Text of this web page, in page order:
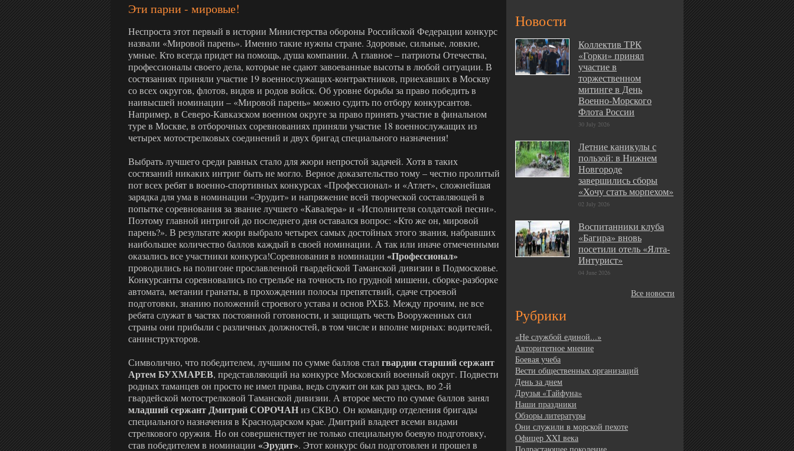
Эти парни - мировые!
Неспроста этот первый в истории Министерства обороны Российской Федерации конкурс
назвали «Мировой парень». Именно такие нужны стране. Здоровые, сильные, ловкие,
умные. Кто всегда придет на помощь, душа компании. А главное – патриоты Отечества,
профессионалы своего дела, которые не сдают завоеванные высоты в любой ситуации. В
состязаниях приняли участие 19 военнослужащих-контрактников, приехавших в Москву
со всех округов, флотов, видов и родов войск. Об уровне борьбы за право победить в
наивысшей номинации – «Мировой парень» можно судить по отбору конкурсантов.
Например, в Северо-Кавказском военном округе за право принять участие в финальном
туре в Москве, в отборочных соревнованиях приняли участие 18 военнослужащих из
четырех мотострелковых соединений и двух бригад специального назначения!
Выбрать лучшего среди равных стало для жюри непростой задачей. Хотя в таких
состязаний никаких интриг быть не могло. Верное доказательство тому – честно пролитый
пот всех ребят в военно-спортивных конкурсах «Профессионал» и «Атлет», сложнейшая
зарядка для ума в номинации «Эрудит» и напряжение всей творческой составляющей в
попытке соревнования за звание лучшего «Кавалера» и «Исполнителя солдатской песни».
Поэтому главной интригой до последнего дня оставался вопрос: «Кто же он, мировой
парень?». В результате жюри выбрало четырех самых достойных этого звания, набравших
наибольшее количество баллов каждый в своей номинации. А так или иначе отмеченными
оказались все участники конкурса!Соревнования в номинации «Профессионал»
проводились на полигоне прославленной гвардейской Таманской дивизии в Подмосковье.
Конкурсанты соревновались по стрельбе на точность по грудной мишени, сборке-разборке
автомата, метании гранаты, в прохождении полосы препятствий, сдаче строевой
подготовки, знанию положений строевого устава и основ РХБЗ. Между прочим, не все
ребята служат в частях постоянной готовности, и защищать честь Вооруженных сил
страны они прибыли с различных должностей, в том числе и вполне мирных: водителей,
санинструкторов.
Символично, что победителем, лучшим по сумме баллов сталгвардии старший сержант
Артем БУХМАРЕВ, представляющий на конкурсе Московский военный округ. Подвести
родных таманцев он просто не имел права, ведь служит он как раз здесь, во 2-й
гвардейской мотострелковой Таманской дивизии. А второе место по сумме баллов занял
младший сержант Дмитрий СОРОЧАНиз СКВО. Он командир отделения бригады
специального назначения в Краснодарском крае. Дмитрий владеет всеми видами
стрелкового оружия. Но он совершенствует не только специальную боевую подготовку,
став победителем в номинации «Эрудит». Этот конкурс был подготовлен и прошел в
Новости
Коллектив ТРК
«Горки» принял
участие в
торжественном
митинге в День
Военно-Морского
Флота России
30 July 2026
Летние каникулы с
пользой: в Нижнем
Новгороде
завершились сборы
«Хочу стать морпехом»
02 July 2026
Воспитанники клуба
«Багира» вновь
посетили отель «Ялта-
Интурист»
04 June 2026
Все новости
Рубрики
«Не службой единой...»
Авторитетное мнение
Боевая учеба
Вести общественных организаций
День за днем
Друзья «Тайфуна»
Наши праздники
Обзоры литературы
Они служили в морской пехоте
Офицер XXI века